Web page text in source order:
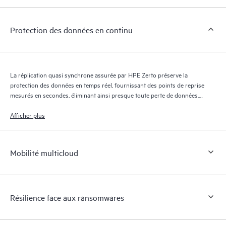
Protection des données en continu
La réplication quasi synchrone assurée par HPE Zerto préserve la
protection des données en temps réel, fournissant des points de reprise
mesurés en secondes, éliminant ainsi presque toute perte de données.
reprise pendant 30 jours maximum, offrant une reprise granulaire et
Afficher plus
Mobilité multicloud
Résilience face aux ransomwares